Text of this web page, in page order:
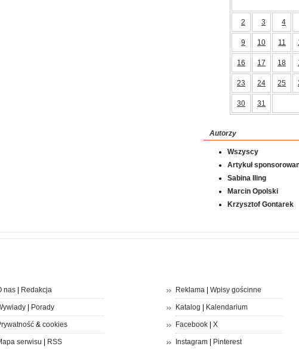
2 3 4
9 10 11
16 17 18
23 24 25
30 31
Autorzy
Wszyscy
Artykuł
Sabina Iling
Marcin Opolski
Krzysztof Gontarek
nas| Redakcja
| Porady
& cookies
serwisu RSS
Reklama| Wpisy gościnne
Katalog Kalendarium
Facebook| X
Instagram| Pinterest